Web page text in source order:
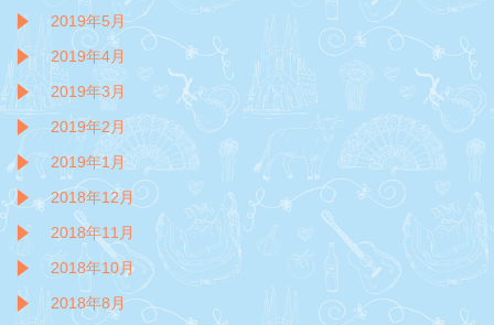
2019年5月
2019年4月
2019年3月
2019年2月
2019年1月
2018年12月
2018年11月
2018年10月
2018年8月